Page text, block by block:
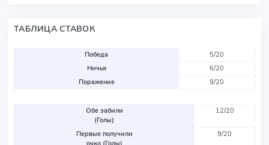
ТАБЛИЦА СТАВОК
Победа
5/20
Ничья
6/20
Поражение
9/20
Обе забили
(Голы)
12/20
Первые получили
9/20